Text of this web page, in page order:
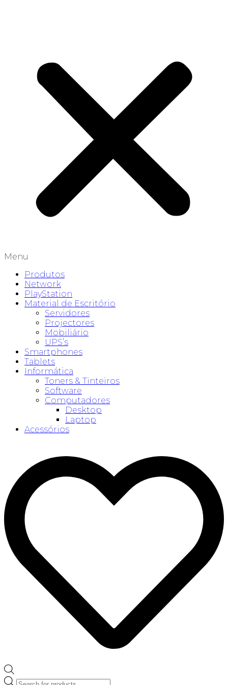
Menu
Produtos
Network
PlayStation
Material de Escritório
Servidores
Projectores
Mobiliário
UPS’s
Smartphones
Tablets
Informática
Toners & Tinteiros
Software
Computadores
Desktop
Laptop
Acessórios
Products